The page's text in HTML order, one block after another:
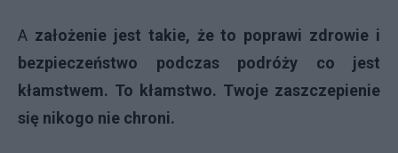
A założenie jest takie, że to poprawi zdrowie i
bezpieczeństwo podczas podróży co jest
kłamstwem. To kłamstwo. Twoje zaszczepienie
się nikogo nie chroni.